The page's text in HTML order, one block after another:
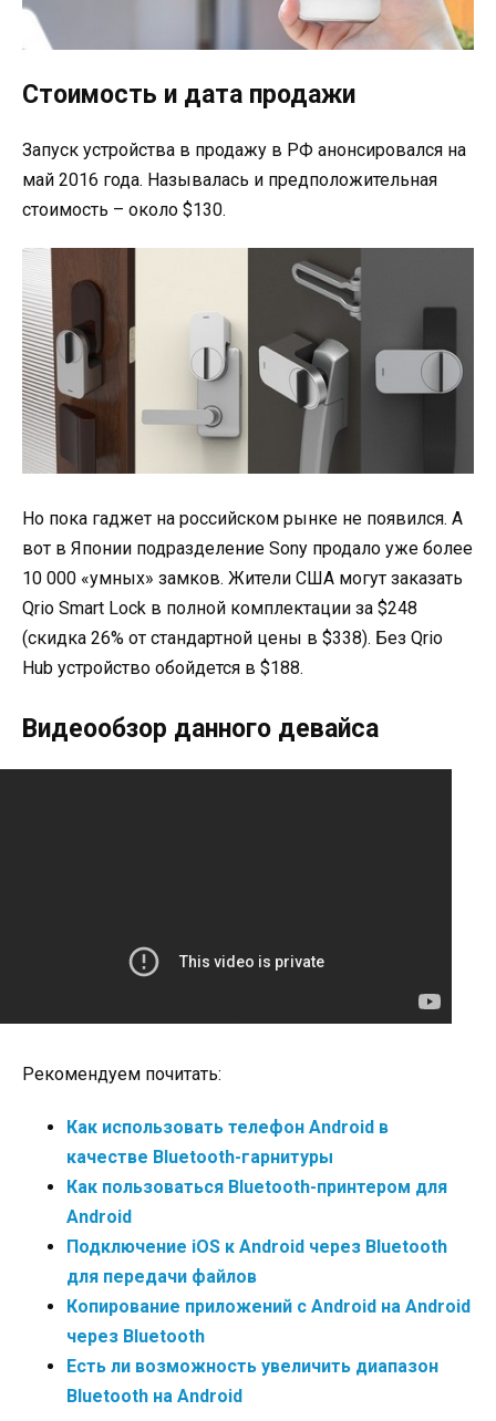
Стоимость и дата продажи
Запуск устройства в продажу в РФ анонсировался на
май 2016 года. Называлась и предположительная
стоимость – около $130.
Но пока гаджет на российском рынке не появился. А
вот в Японии подразделение Sony продало уже более
10 000 «умных» замков. Жители США могут заказать
Qrio Smart Lock в полной комплектации за $248
(скидка 26% от стандартной цены в $338). Без Qrio
Hub устройство обойдется в $188.
Видеообзор данного девайса
Рекомендуем почитать:
Как использовать телефон Android в
качестве Bluetooth-гарнитуры
Как пользоваться Bluetooth-принтером для
Android
Подключение iOS к Android через Bluetooth
для передачи файлов
Копирование приложений с Android на Android
через Bluetooth
Есть ли возможность увеличить диапазон
Bluetooth на Android